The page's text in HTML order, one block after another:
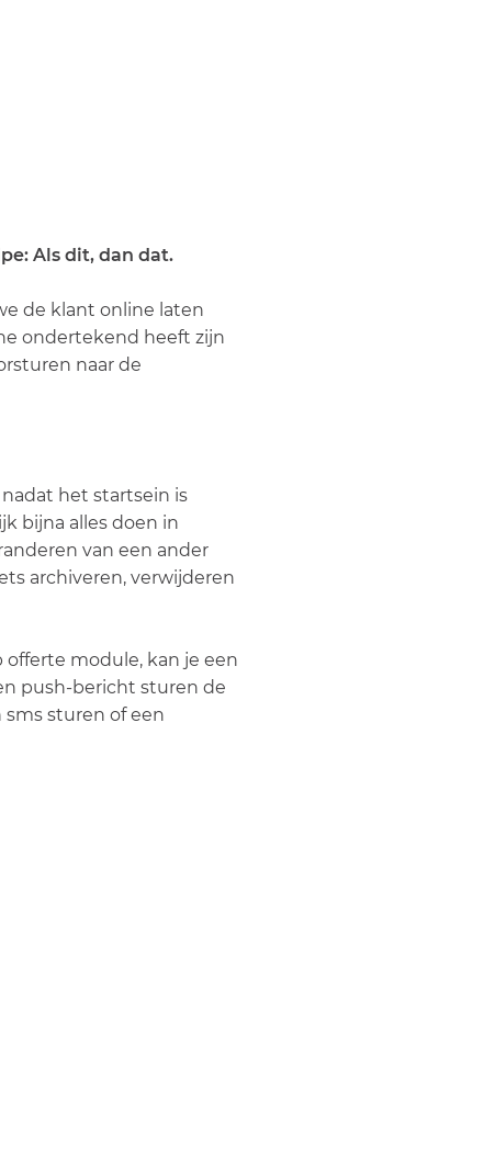
Als dit, dan dat.
de klant online laten
ondertekend heeft zijn
naar de
het startsein is
bijna alles doen in
van een ander
archiveren, verwijderen
module, kan je een
push-bericht sturen de
sms sturen of een